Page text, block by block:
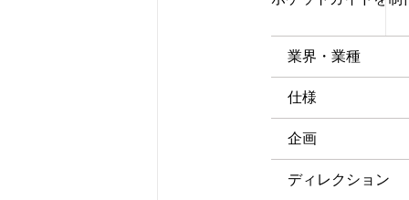
業界・業種
仕様
企画
ディレクション